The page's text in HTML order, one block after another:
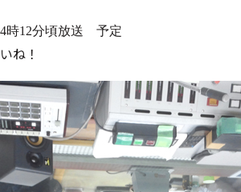
時12分頃放送 予定
ね！